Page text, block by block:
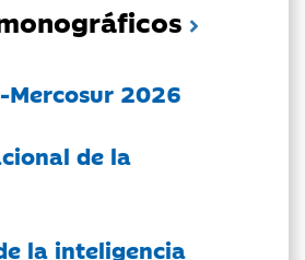
Mercosur 2026
de la
la inteligencia